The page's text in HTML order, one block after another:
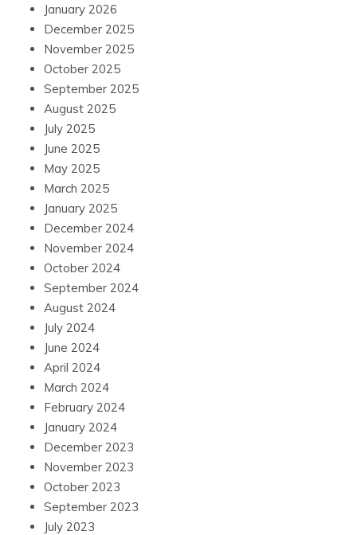
January 2026
December 2025
November 2025
October 2025
September 2025
August 2025
July 2025
June 2025
May 2025
March 2025
January 2025
December 2024
November 2024
October 2024
September 2024
August 2024
July 2024
June 2024
April 2024
March 2024
February 2024
January 2024
December 2023
November 2023
October 2023
September 2023
July 2023